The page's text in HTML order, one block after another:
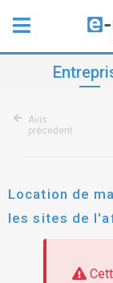
Avis
précédent
Location de
les sites de